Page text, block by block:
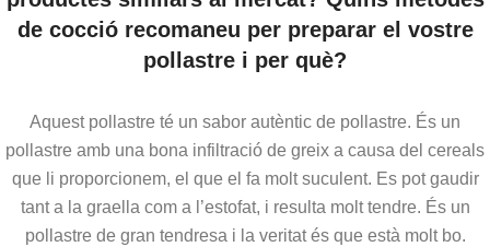
de cocció recomaneu per preparar el vostre
pollastre i per què?
Aquest pollastre té un sabor autèntic de pollastre. És un
pollastre amb una bona infiltració de greix a causa del cereals
que li proporcionem, el que el fa molt suculent. Es pot gaudir
tant a la graella com a l’estofat, i resulta molt tendre. És un
pollastre de gran tendresa i la veritat és que està molt bo.